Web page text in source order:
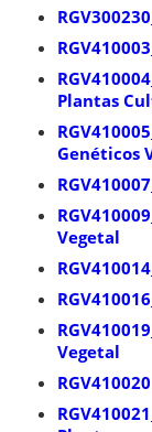
Plantas
Genéticos
Vegetal
Vegetal